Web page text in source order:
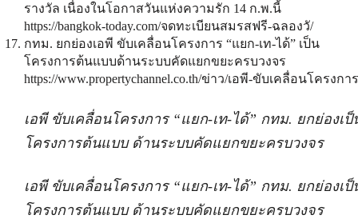
รางวัล เนื่องในโอกาสวันแห่งความรัก 14 ก.พ.นี้
https://bangkok-today.com/จดทะเบียนสมรสฟรี-ฉลองวั/
กทม. ยกย่องเอพี ขับเคลื่อนโครงการ “แยก-เท-ได้” เป็น
โครงการต้นแบบด้านระบบคัดแยกขยะครบวงจร
https://www.propertychannel.co.th/ข่าว/เอพี-ขับเคลื่อนโครงกา
เอพี ขับเคลื่อนโครงการ “แยก-เท-ได้” กทม. ยกย่องเป็
โครงการต้นแบบ ด้านระบบคัดแยกขยะครบวงจร
เอพี ขับเคลื่อนโครงการ “แยก-เท-ได้” กทม. ยกย่องเป็
โครงการต้นแบบ ด้านระบบคัดแยกขยะครบวงจร